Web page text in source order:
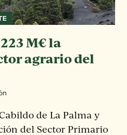
M€ la
agrario del
de La Palma y
del Sector Primario